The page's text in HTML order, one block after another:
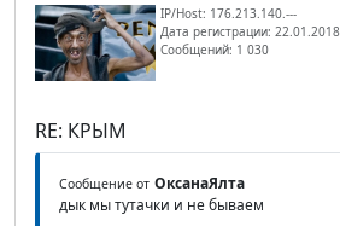
IP/Host: 176.213.140.---
Дата регистрации: 22.01.2018
Сообщений: 1 030
RE: КРЫМ
Сообщение от ОксанаЯлта
дык мы тутачки и не бываем